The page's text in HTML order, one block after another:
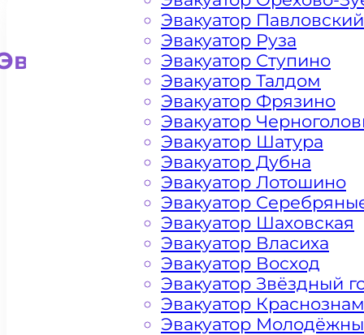
для
Эвакуатор
Эвакуатор Руза
Эвакуатор Ступино
Эвакуатор Талдом
Эвакуатор Фрязино
Эвакуатор
Эвакуатор Шатура
Эвакуатор Дубна
Эвакуатор Лотошино
Эвакуатор
Эвакуатор Шаховская
Эвакуатор Власиха
Эвакуатор Восход
Эвакуатор Звёздный
Эвакуатор
Эвакуатор